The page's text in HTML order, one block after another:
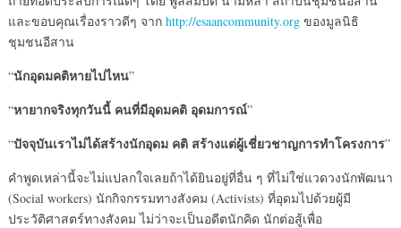
และขอบคุณเรื่องราวดีๆ จาก http://esaancommunity.orgของมูลนิธิ
ชุมชนอีสาน
“นักอุดมคติหายไปไหน”
“หายากจริงทุกวันนี้ คนที่มีอุดมคติ อุดมการณ์”
“ปัจจุบันเราไม่ได้สร้างนักอุดม คติ สร้างแต่ผู้เชี่ยวชาญการทำโครงการ”
คำพูดเหล่านี้จะไม่แปลกใจเลยถ้าได้ยินอยู่ที่อื่น ๆ ที่ไม่ใช่แวดวงนักพัฒนา
(Social workers) นักกิจกรรมทางสังคม (Activists) ที่อุดมไปด้วยผู้มี
ประวัติศาสตร์ทางสังคม ไม่ว่าจะเป็นอดีตนักคิด นักต่อสู้เพื่อ